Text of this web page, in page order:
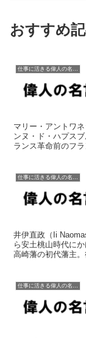
おすすめ
マリー・アントワ
ンヌ・ド・ハプス
ランス革命前のフ
井伊直政（Ii
ら安土桃山時代に
高崎藩の初代藩主